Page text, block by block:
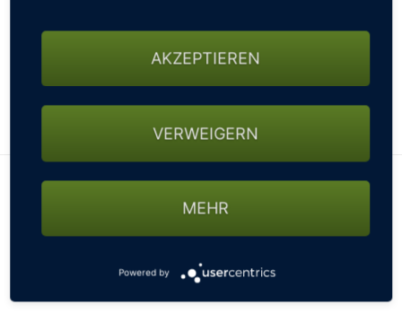
Fleesensee. 2 Übernachtungen inklusive Frühstück, Je ein
Greenfee für den B2B-Platz und den Engel & Völkers
AKZEPTIEREN
VERWEIGERN
MEHR
Powered by